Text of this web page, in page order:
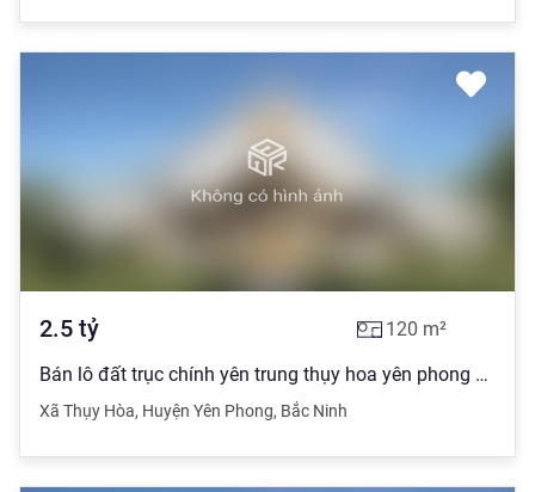
2.5 tỷ 120 m²
Bán lô đất trục chính yên trung thụy hoa yên phong bắc ninh 120m2 mặt 6m giá 2ty5
Xã Thụy Hòa, Huyện Yên Phong, Bắc Ninh